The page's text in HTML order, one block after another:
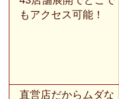
もアクセス可能！
直営店だからムダな